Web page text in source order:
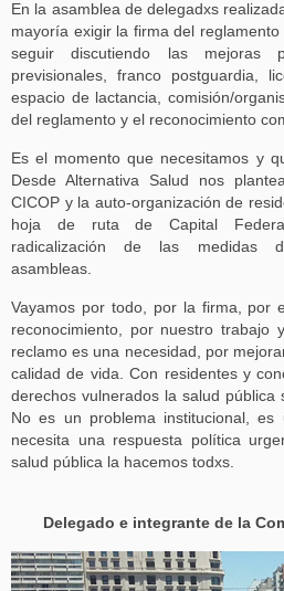
En la asamblea de delegadxs
mayoría exigir la firma del
seguir discutiendo las mejoras
previsionales, franco postguardia,
espacio de lactancia, comisión/
del reglamento y el reconocimiento
Es el momento que necesitamos y
Desde Alternativa Salud nos
CICOP y la auto-organización de
hoja de ruta de Capital
radicalización de las medidas
asambleas.
Vayamos por todo, por la firma, por
reconocimiento, por nuestro trabajo
reclamo es una necesidad, por
calidad de vida. Con residentes y
derechos vulnerados la salud
No es un problema institucional,
necesita una respuesta política
salud pública la hacemos todxs.
Delegado e integrante de la